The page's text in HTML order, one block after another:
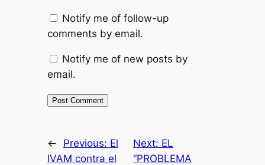
Notify me of follow-up
comments by email.
Notify me of new posts by
email.
← Previous: El
IVAM contra el
Next: EL
“PROBLEMA